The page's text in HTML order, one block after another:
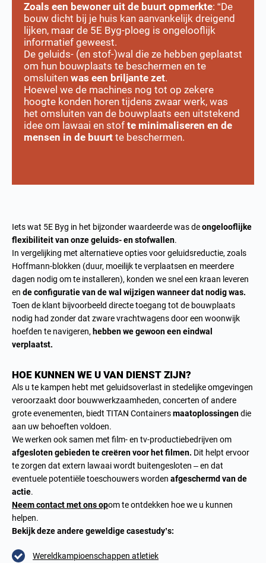
Zoals een bewoner uit de buurt opmerkte: “De
bouw dicht bij je huis kan aanvankelijk dreigend
lijken, maar de 5E Byg-ploeg is ongelooflijk
informatief geweest.
De geluids- (en stof-)wal die ze hebben geplaatst
om hun bouwplaats te beschermen en te
omsluiten was een briljante zet.
Hoewel we de machines nog tot op zekere
hoogte konden horen tijdens zwaar werk, was
het omsluiten van de bouwplaats een uitstekend
idee om lawaai en stof te minimaliseren en de
mensen in de buurt te beschermen.
Iets wat 5E Byg in het bijzonder waardeerde was deongelooflijke
flexibiliteit van onze geluids- en stofwallen.
In vergelijking met alternatieve opties voor geluidsreductie, zoals
Hoffmann-blokken (duur, moeilijk te verplaatsen en meerdere
dagen nodig om te installeren), konden we snel een kraan leveren
en de configuratie van de wal wijzigen wanneer dat nodig was.
Toen de klant bijvoorbeeld directe toegang tot de bouwplaats
nodig had zonder dat zware vrachtwagens door een woonwijk
hoefden te navigeren, hebben we gewoon een eindwal
verplaatst.
HOE KUNNEN WE U VAN DIENST ZIJN?
Als u te kampen hebt met geluidsoverlast in stedelijke omgevingen
veroorzaakt door bouwwerkzaamheden, concerten of andere
grote evenementen, biedt TITAN Containersmaatoplossingendie
aan uw behoeften voldoen.
We werken ook samen met film- en tv-productiebedrijven om
afgesloten gebieden te creëren voor het filmen. Dit helpt ervoor
te zorgen dat extern lawaai wordt buitengesloten – en dat
eventuele potentiële toeschouwers worden afgeschermd van de
actie.
Neem contact met ons opom te ontdekken hoe we u kunnen
helpen.
Bekijk deze andere geweldige casestudy’s:
Wereldkampioenschappen atletiek